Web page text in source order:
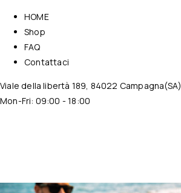
HOME
Shop
FAQ
Contattaci
Viale della libertà 189, 84022 Campagna(SA)
Mon-Fri: 09:00 - 18:00